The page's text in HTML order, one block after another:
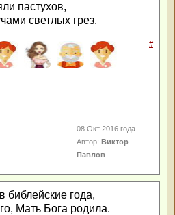
пастухов,
светлых грез.
#
08 Окт 2016 года
Автор:Виктор
Павлов
библейские года,
Мать Бога родила.